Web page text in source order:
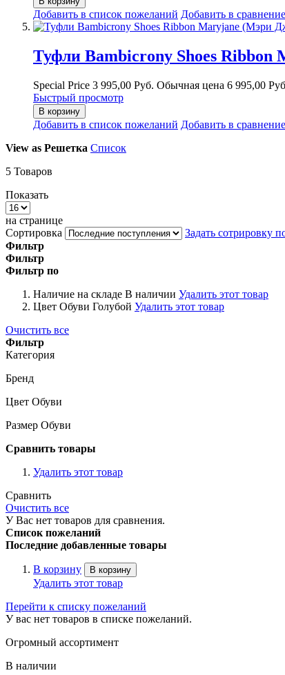
Добавить в список пожеланий Добавить в сравнение
Туфли Bambicrony Shoes
Special Price 3 995,00 Руб. Обычная цена 6 995,00
Быстрый просмотр
В корзину
Добавить в список пожеланий Добавить в сравнение
View as Решетка Список
5 Товаров
Показать
на странице
Сортировка
Задать сотрировку
Фильтр
Фильтр
Фильтр по
Наличие на складе В наличии Удалить этот товар
Цвет Обуви Голубой Удалить этот товар
Очистить все
Фильтр
Категория
Бренд
Цвет Обуви
Размер Обуви
Сравнить товары
Удалить этот товар
Сравнить
Очистить все
У Вас нет товаров для сравнения.
Список пожеланий
Последние добавленные товары
В корзину В корзину
Удалить этот товар
Перейти к списку пожеланий
У вас нет товаров в списке пожеланий.
Огромный ассортимент
В наличии